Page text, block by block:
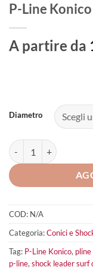
P-Line Konico
A partire da
Diametro
P-Line Konico quantità
COD: N/A
Categoria:Conici e
Tag: P-Line Konico,
p-line, shock leader surf